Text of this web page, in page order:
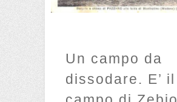
Un campo da
dissodare. E’ il